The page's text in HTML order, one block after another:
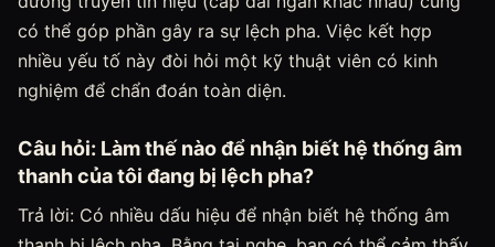
có thể góp phần gây ra sự lệch pha. Việc kết hợp
nhiều yếu tố này đòi hỏi một kỹ thuật viên có kinh
nghiệm để chẩn đoán toàn diện.
Câu hỏi: Làm thế nào để nhận biết hệ thống âm
thanh của tôi đang bị lệch pha?
Trả lời: Có nhiều dấu hiệu để nhận biết hệ thống âm